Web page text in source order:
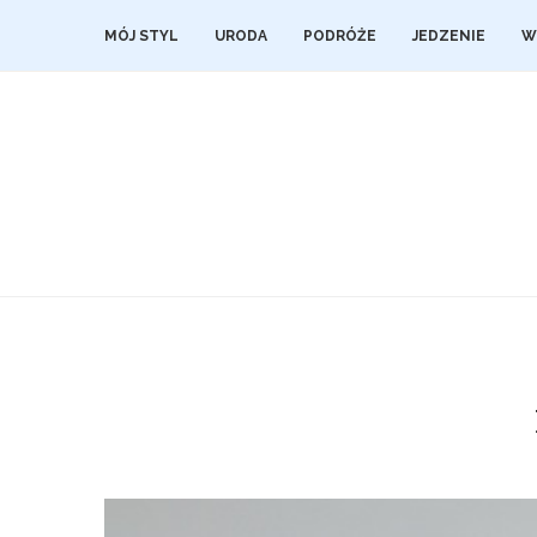
MÓJ STYL URODA PODRÓŻE JEDZENIE